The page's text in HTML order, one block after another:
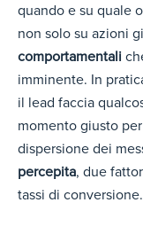
quando e su quale
non solo su azioni
comportamentali
imminente. In
il lead faccia
momento giusto
dispersione dei
percepita, due
tassi di conversione.